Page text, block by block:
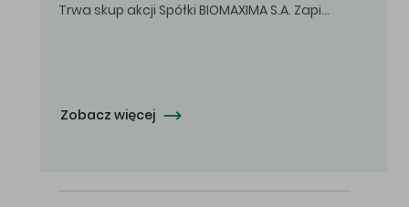
Trwa skup akcji Spółki BIOMAXIMA S.A. Zapisy do 4 sierpnia 2026 r. do godz. 16.00.
Zobacz więcej